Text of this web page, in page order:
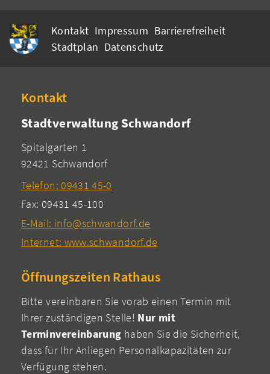
Kontakt Impressum Barrierefreiheit
Stadtplan Datenschutz
Kontakt
Stadtverwaltung Schwandorf
Spitalgarten 1
92421 Schwandorf
Telefon: 09431 45-0
Fax: 09431 45-100
E-Mail: info@schwandorf.de
Internet: www.schwandorf.de
Öffnungszeiten Rathaus
Bitte vereinbaren Sie vorab einen Termin mit
Ihrer zuständigen Stelle! Nur mit
Terminvereinbarung haben Sie die Sicherheit,
dass für Ihr Anliegen Personalkapazitäten zur
Verfügung stehen.